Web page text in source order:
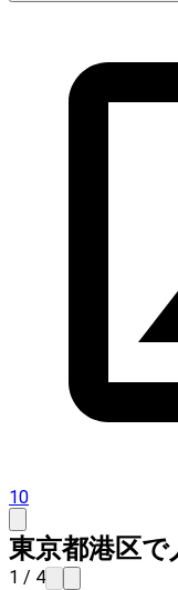
10
東京都港区
1 / 4